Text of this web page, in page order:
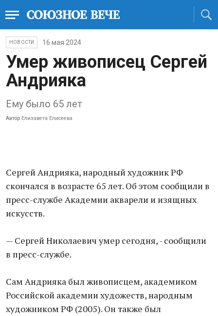
НОВОСТИ 16 мая 2024
Умер живописец Сергей
Андрияка
Ему было 65 лет
Автор Елизавета Елисеева
Сергей Андрияка, народный художник РФ
скончался в возрасте 65 лет. Об этом сообщили в
пресс-службе Академии акварели и изящных
искусств.
— Сергей Николаевич умер сегодня, - сообщили
в пресс-службе.
Сам Андрияка был живописцем, академиком
Российской академии художеств, народным
художником РФ (2005). Он также был